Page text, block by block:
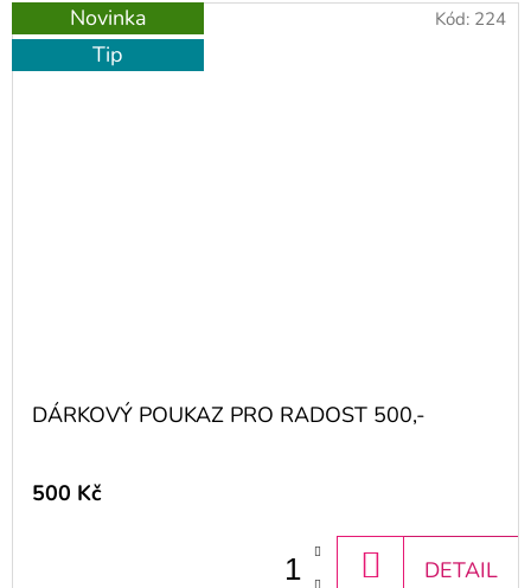
Novinka
Tip
DÁRKOVÝ POUKAZ PRO RADOST 500,-
500 Kč
DETAIL
Kód: 224